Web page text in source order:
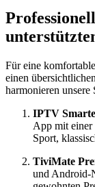
Für eine
einen
harmonieren
IPTV
App mit einer
Sport,
TiviMate
und Android-